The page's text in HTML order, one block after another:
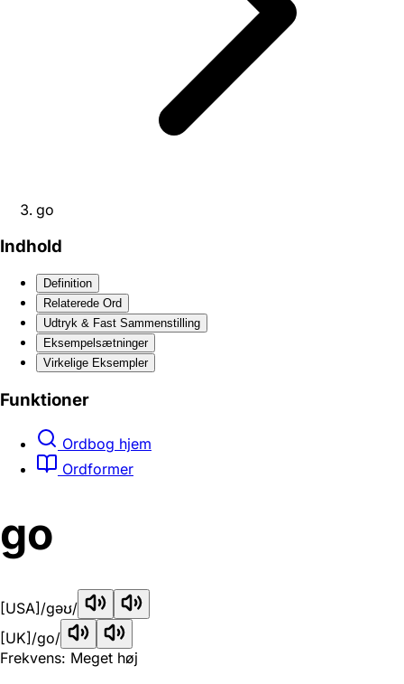
go
Indhold
Definition
Relaterede Ord
Udtryk & Fast Sammenstilling
Eksempelsætninger
Virkelige Eksempler
Funktioner
Ordbog hjem
Ordformer
go
[USA] /gəʊ/
[UK] /ɡo/
Frekvens: Meget høj